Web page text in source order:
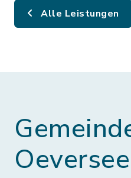
Alle Leistungen
Oeversee